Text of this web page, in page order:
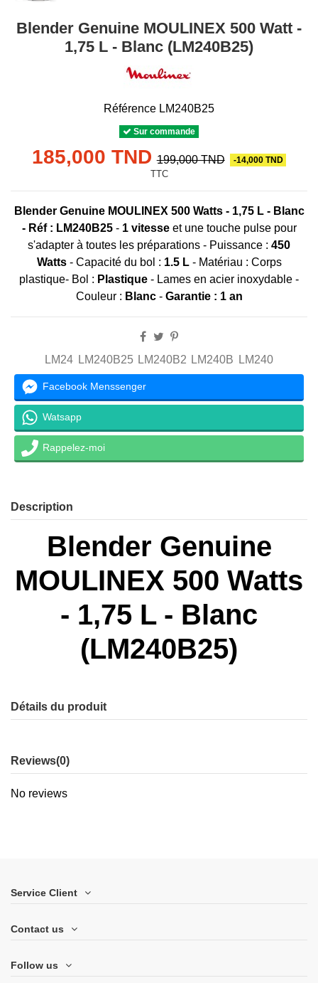
Blender Genuine MOULINEX 500 Watt -
1,75 L - Blanc (LM240B25)
Référence LM240B25
Sur commande
185,000 TND 199,000 TND -14,000 TND
TTC
Blender Genuine MOULINEX 500 Watts - 1,75 L - Blanc
- Réf : LM240B25- 1 vitesseet une touche pulse pour
s'adapter à toutes les préparations - Puissance : 450
Watts - Capacité du bol : 1.5 L - Matériau : Corps
plastique- Bol : Plastique - Lames en acier inoxydable -
Couleur : Blanc- Garantie : 1 an
LM24 LM240B25 LM240B2 LM240B LM240
Facebook Menssenger
Watsapp
Rappelez-moi
Description
Blender Genuine
MOULINEX 500 Watts
- 1,75 L - Blanc
(LM240B25)
Détails du produit
Reviews(0)
No reviews
Service Client
Contact us
Follow us